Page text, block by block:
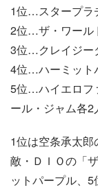
1位…スタープラ
2位…ザ・ワール
3位…クレイジー
4位…ハーミット
5位…ハイエロフ
ール・ジャム各2
1位は空条承太
敵・ＤＩＯの「
ットパープル、